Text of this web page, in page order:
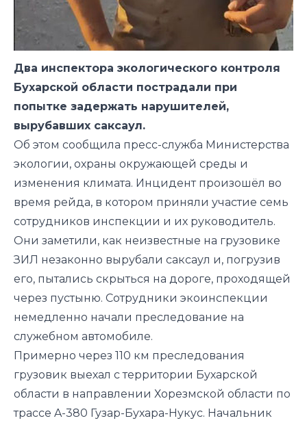
Два инспектора экологического контроля
Бухарской области пострадали при
попытке задержать нарушителей,
вырубавших саксаул.
Об этом сообщила пресс-служба Министерства
экологии, охраны окружающей среды и
изменения климата. Инцидент произошёл во
время рейда, в котором приняли участие семь
сотрудников инспекции и их руководитель.
Они заметили, как неизвестные на грузовике
ЗИЛ незаконно вырубали саксаул и, погрузив
его, пытались скрыться на дороге, проходящей
через пустыню. Сотрудники экоинспекции
немедленно начали преследование на
служебном автомобиле.
Примерно через 110 км преследования
грузовик выехал с территории Бухарской
области в направлении Хорезмской области по
трассе A-380 Гузар-Бухара-Нукус. Начальник